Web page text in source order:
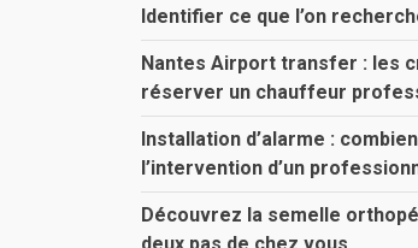
Identifier ce que l’on
Nantes Airport transfer : les
réserver un chauffeur
Installation d’alarme :
l’intervention d’un
Découvrez la semelle